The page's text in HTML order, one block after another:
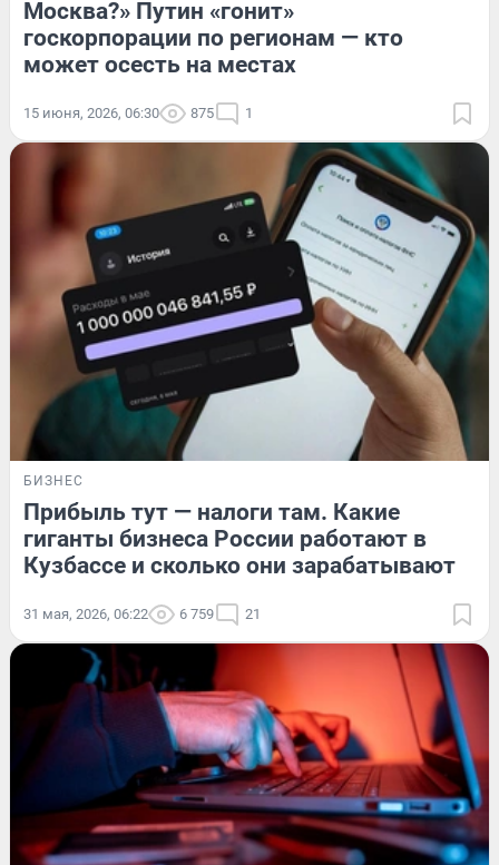
Москва?» Путин «гонит»
госкорпорации по регионам — кто
может осесть на местах
15 июня, 2026, 06:30 875 1
БИЗНЕС
Прибыль тут — налоги там. Какие
гиганты бизнеса России работают в
Кузбассе и сколько они зарабатывают
31 мая, 2026, 06:22 6 759 21